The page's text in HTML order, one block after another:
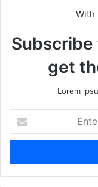
With
get
Lorem
your
Email